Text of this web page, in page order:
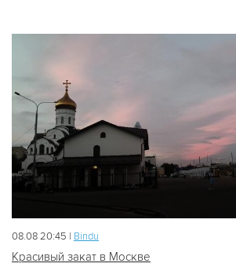
08.08 20:45 | Bindu
Красивый закат в Москве